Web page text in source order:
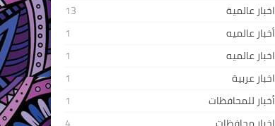
اخبار عالمية
13
أخبار عالميه
1
اخبار عالميه
1
اخبار عربية
1
أخبار للمحافظات
1